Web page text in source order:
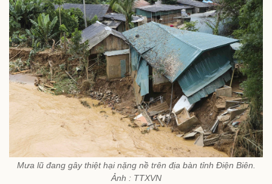
Mưa lũ đang gây thiệt hại nặng nề trên địa bàn tỉnh Điện Biên.
Ảnh : TTXVN